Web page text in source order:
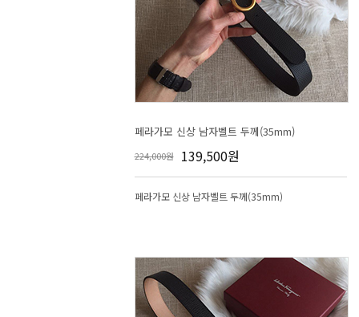
페라가모 신상 남자벨트 두께(35mm)
224,000원 139,500원
페라가모 신상 남자벨트 두께(35mm)